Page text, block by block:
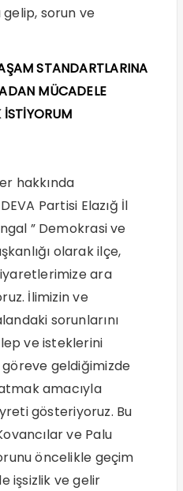
sorun ve
STANDARTLARINA
MÜCADELE
İSTİYORUM
Partisi Elazığ İl
” Demokrasi ve
olarak ilçe,
ara
İlimizin ve
sorunlarını
ve isteklerini
geldiğimizde
amacıyla
gösteriyoruz. Bu
ve Palu
öncelikle geçim
işsizlik ve gelir